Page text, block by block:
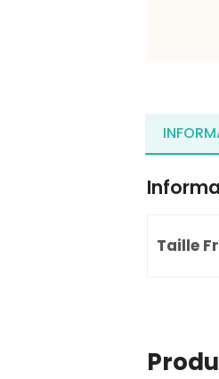
Taille Fr